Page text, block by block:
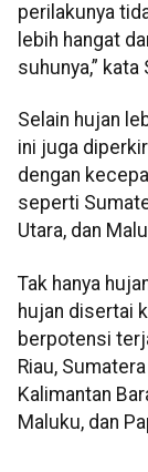
perilakunya
lebih hangat
suhunya,” kata
Selain hujan
ini juga
dengan
seperti
Utara, dan
Tak hanya
hujan disertai
berpotensi
Riau,
Kalimantan
Maluku, dan